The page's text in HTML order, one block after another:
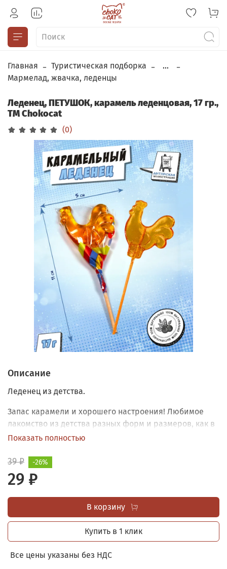
Главная Туристическая подборка
...
Мармелад, жвачка, леденцы
Леденец, ПЕТУШОК, карамель леденцовая, 17 гр.,
TM Chokocat
(0)
Описание
Леденец из детства.
Запас карамели и хорошего настроения! Любимое
лакомство из детства разных форм и размеров, как в
привычных минималистичных, так и в экстремально
вредных добавок и ГМО.
Шоу-бокс на 45 шт.
Показать полностью
39 ₽
29 ₽
-26%
В корзину
Купить в 1 клик
Все цены указаны без НДС